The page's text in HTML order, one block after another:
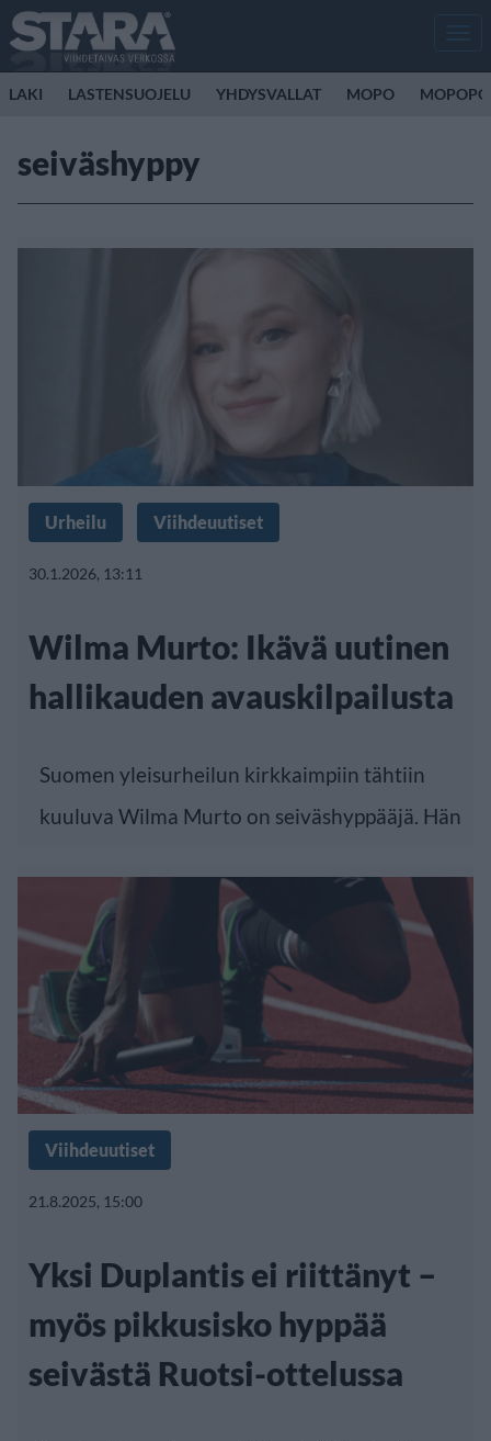
LAKI LASTENSUOJELU YHDYSVALLAT MOPO
seiväshyppy
Urheilu Viihdeuutiset
30.1.2026, 13:11
Wilma Murto: Ikävä uutinen
hallikauden avauskilpailusta
Suomen yleisurheilun kirkkaimpiin tähtiin
kuuluva Wilma Murto on seiväshyppääjä. Hän
Viihdeuutiset
21.8.2025, 15:00
Yksi Duplantis ei riittänyt –
myös pikkusisko hyppää
seivästä Ruotsi-ottelussa